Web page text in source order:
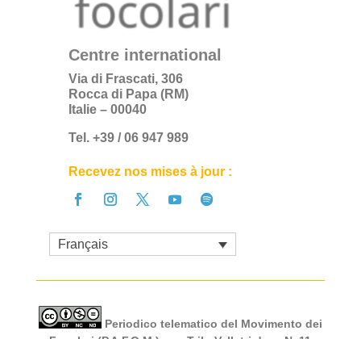
Centre international
Via di Frascati, 306
Rocca di Papa (RM)
Italie – 00040
Tel. +39 / 06 947 989
Recevez nos mises à jour :
Français
Periodico telematico del Movimento dei